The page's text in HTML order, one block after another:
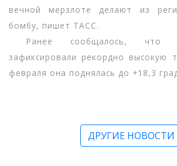
вечной мерзлоте делают из
бомбу, пишет ТАСС.
Ранее сообщалось, что в
зафиксировали рекордно высокую
февраля она поднялась до +18,3
ДРУГИЕ НОВОСТИ